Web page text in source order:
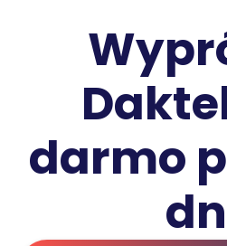
bezpłatnego okresu próbnego
wdrożenia z naszym zespołem.
darmo